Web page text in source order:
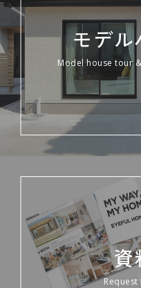
モデル
Model house tour
資